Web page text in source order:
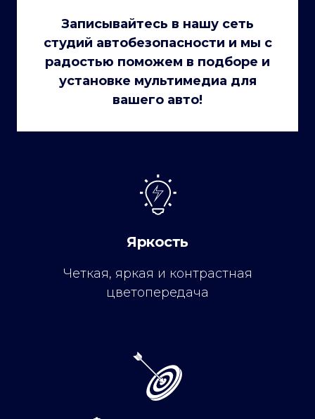
Записывайтесь в нашу сеть
студий автобезопасности и мы с
радостью поможем в подборе и
установке мультимедиа для
вашего авто!
Яркость
Четкая, яркая и контрастная
цветопередача